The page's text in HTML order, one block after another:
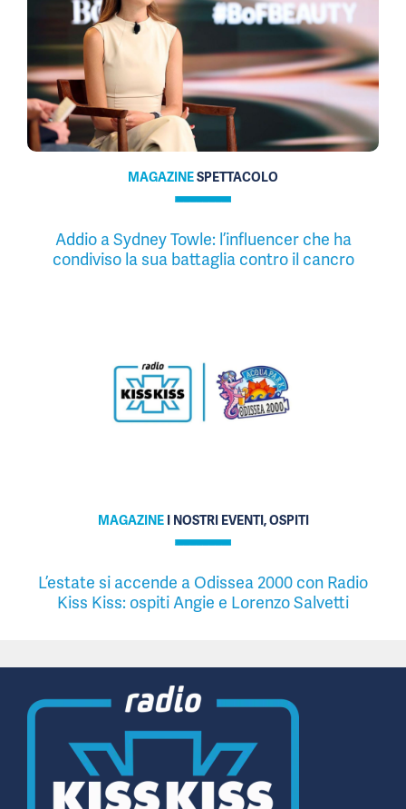
MAGAZINESPETTACOLO
Addio a Sydney Towle: l’influencer che ha
condiviso la sua battaglia contro il cancro
MAGAZINE I NOSTRI EVENTI, OSPITI
L’estate si accende a Odissea 2000 con Radio
Kiss Kiss: ospiti Angie e Lorenzo Salvetti